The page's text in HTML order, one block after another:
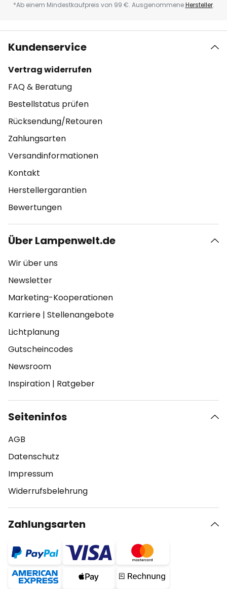
*Ab einem Mindestkaufpreis von 99 €. AusgenommeneHersteller.
Kundenservice
Vertrag widerrufen
FAQ & Beratung
Bestellstatus prüfen
Rücksendung/Retouren
Zahlungsarten
Versandinformationen
Kontakt
Herstellergarantien
Bewertungen
Über Lampenwelt.de
Wir über uns
Newsletter
Marketing-Kooperationen
Karriere | Stellenangebote
Lichtplanung
Gutscheincodes
Newsroom
Inspiration | Ratgeber
Seiteninfos
AGB
Datenschutz
Impressum
Widerrufsbelehrung
Zahlungsarten